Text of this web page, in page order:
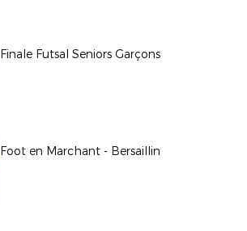
Finale Futsal Seniors Garçons
Foot en Marchant - Bersaillin